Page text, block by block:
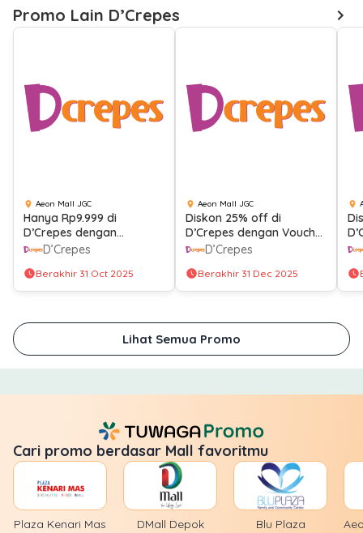
Promo Lain D’Crepes
Aeon Mall JGC
Hanya Rp9.999 di
D’Crepes dengan
Berbagai Metode
D’Crepes
Berakhir 31 Oct 2025
Aeon Mall JGC
Diskon 25% off di
D’Crepes dengan Voucher
Grab Dine Out
D’Crepes
Berakhir 31 Dec 2025
Lihat Semua Promo
Cari promo berdasar Mall favoritmu
Plaza Kenari Mas DMall Depok Blu Plaza